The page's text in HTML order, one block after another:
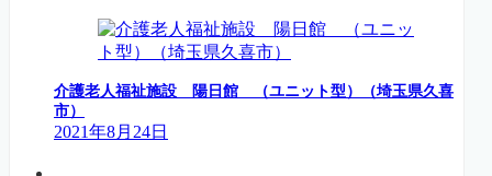
介護老人福祉施設 陽日館 （ユニット型）（埼玉県久喜
市）
2021年8月24日